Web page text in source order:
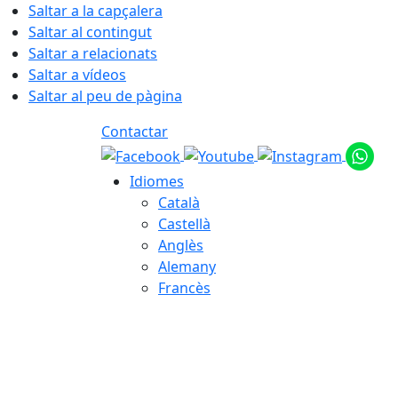
Saltar a la capçalera
Saltar al contingut
Saltar a relacionats
Saltar a vídeos
Saltar al peu de pàgina
Contactar
Idiomes
Català
Castellà
Anglès
Alemany
Francès